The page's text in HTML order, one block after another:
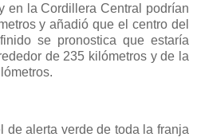
en la Cordillera Central podrían
y añadió que el centro del
se pronostica que estaría
de 235 kilómetros y de la
de alerta verde de toda la franja